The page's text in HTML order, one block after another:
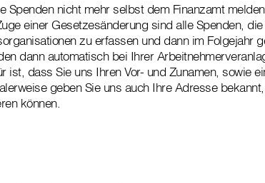
Spenden nicht mehr selbst dem Finanzamt
einer Gesetzesänderung sind alle Spenden,
zu erfassen und dann im Folgejahr
dann automatisch bei Ihrer
ist, dass Sie uns Ihren Vor- und Zunamen, sowie
geben Sie uns auch Ihre Adresse
können.